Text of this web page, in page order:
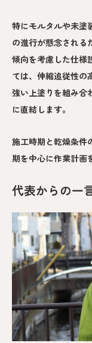
特にモルタルや未塗
の進行が懸念される
傾向を考慮した仕様
ては、伸縮追従性の
強い上塗りを組み合
に直結します。
施工時期と乾燥条件
期を中心に作業計画
代表からの一